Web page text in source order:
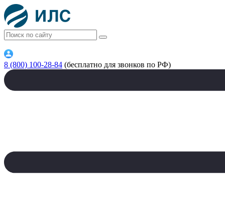
8 (800) 100-28-84 (бесплатно для звонков по РФ)